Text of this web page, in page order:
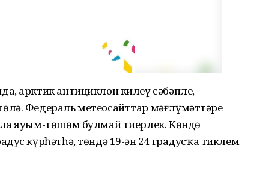
арктик антициклон килеү сәбәпле,
Федераль метеосайттар мәғлүмәттәре
яуым-төшөм булмай тиерлек. Көндөҙ
күрһәтһә, төндә 19-ҙән 24 градусҡа тиклем